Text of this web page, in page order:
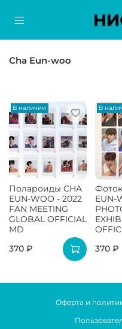
Cha Eun-woo
В наличии
Полароиды CHA
EUN-WOO - 2022
FAN MEETING
GLOBAL OFFICIAL
MD
370 ₽
В
EUN-
370 ₽
Оферта и